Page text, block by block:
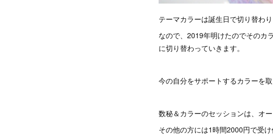
テーマカラーは誕生日で切り替わり
なので、2019年明けたのでそのカ
に切り替わっていきます。
今の自分をサポートするカラーを
数秘＆カラーのセッションは、オ
その他の方には1時間2000円で受